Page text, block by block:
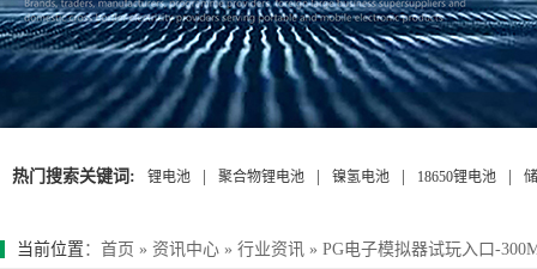
热门搜索关键词: 锂电池 聚合物锂电池 镍氢电池 18650锂电池
当前位置 ： 首页 » 资讯中心 » 行业资讯 » PG电子模拟器试玩入口-